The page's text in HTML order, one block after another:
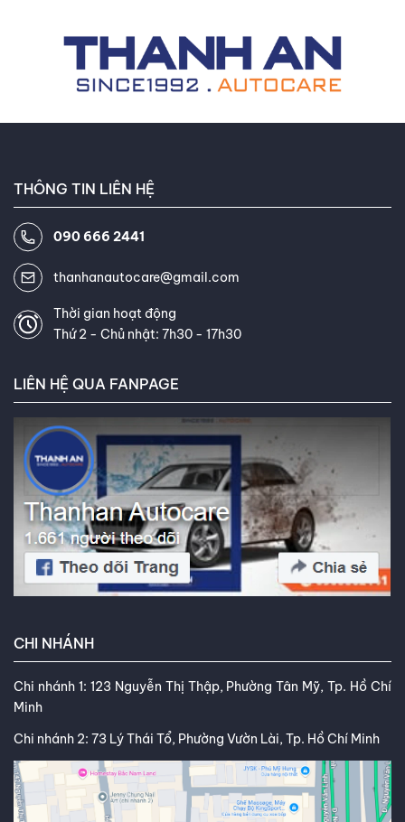
và áp suất lốp, để đảm bảo hiệu
suất tối ưu cho từng điều kiện lái
xe và loại xe cụ thể. Tôi là một
những kiến thức và công nghệ
hàng thường xuyên khen ngợi khả
tạp về lốp xe một cách dễ hiểu
và khả năng tư vấn tận tâm của
tôi. Mục tiêu của tôi là giúp bạn
ứng chính xác nhu cầu và ngân
Facebook,TikTok Youtube
động đánh giá tình trạng nguồn cấp điện và tối ưu hóa chi
phí bảo dưỡng.
THÔNG TIN LIÊN HỆ
090 666 2441
thanhanautocare@gmail.com
Thời gian hoạt động
Thứ 2 - Chủ nhật: 7h30 - 17h30
LIÊN HỆ QUA FANPAGE
CHI NHÁNH
Chi nhánh 1: 123 Nguyễn Thị Thập, Phường Tân Mỹ, Tp. Hồ Chí
Minh
Chi nhánh 2: 73 Lý Thái Tổ, Phường Vườn Lài, Tp. Hồ Chí Minh